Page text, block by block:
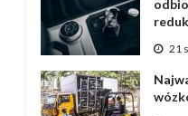
21